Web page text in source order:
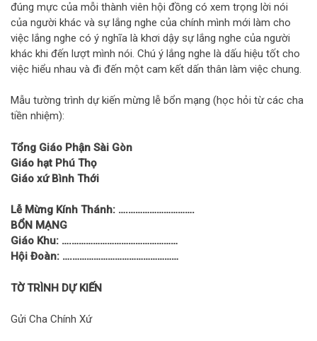
đúng mực của mỗi thành viên hội đồng có xem trọng lời nói
của người khác và sự lắng nghe của chính mình mới làm cho
việc lắng nghe có ý nghĩa là khơi dậy sự lắng nghe của người
khác khi đến lượt mình nói. Chú ý lắng nghe là dấu hiệu tốt cho
việc hiểu nhau và đi đến một cam kết dấn thân làm việc chung.
Mẫu tường trình dự kiến mừng lễ bổn mạng (học hỏi từ các cha
tiền nhiệm):
Tổng Giáo Phận Sài Gòn
Giáo hạt Phú Thọ
Giáo xứ Bình Thới
Lễ Mừng Kính Thánh: ….……………………….
BỔN MẠNG
Giáo Khu: ….………………………………………
Hội Đoàn: ….………………………………………
TỜ TRÌNH DỰ KIẾN
Gửi Cha Chính Xứ